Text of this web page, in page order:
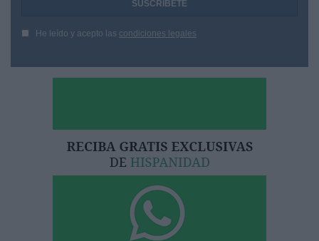
He leído y acepto las condiciones legales